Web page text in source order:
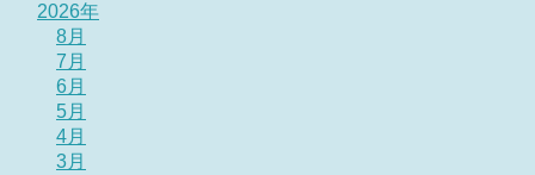
2026年
8月
7月
6月
5月
4月
3月